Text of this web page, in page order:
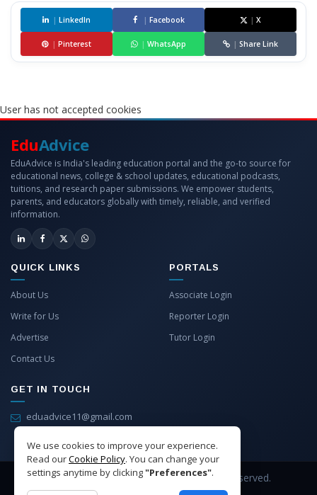
| LinkedIn | Facebook | X
| Pinterest | WhatsApp | Share Link
User has not accepted cookies
We use cookies to improve your experience.
Read ourCookie Policy. You can change your
settings anytime by clicking"Preferences".
EduAdvice
EduAdvice is India's leading education portal and the go-to source for
educational news, college & school updates, educational podcasts,
tuitions, and research paper submissions. We empower students,
parents, and educators globally with timely, reliable, and verified
information.
QUICK LINKS
About Us
Write for Us
Advertise
Contact Us
PORTALS
Associate Login
Reporter Login
Tutor Login
GET IN TOUCH
eduadvice11@gmail.com
Copyright © 2026 EduAdvice. All Rights Reserved.